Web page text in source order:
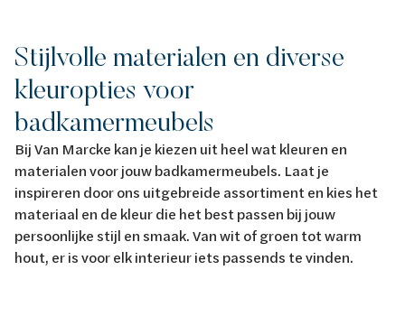
Stijlvolle materialen en diverse
kleuropties voor
badkamermeubels
Bij Van Marcke kan je kiezen uit heel wat kleuren en
materialen voor jouw badkamermeubels. Laat je
inspireren door ons uitgebreide assortiment en kies het
materiaal en de kleur die het best passen bij jouw
persoonlijke stijl en smaak. Van wit of groen tot warm
hout, er is voor elk interieur iets passends te vinden.